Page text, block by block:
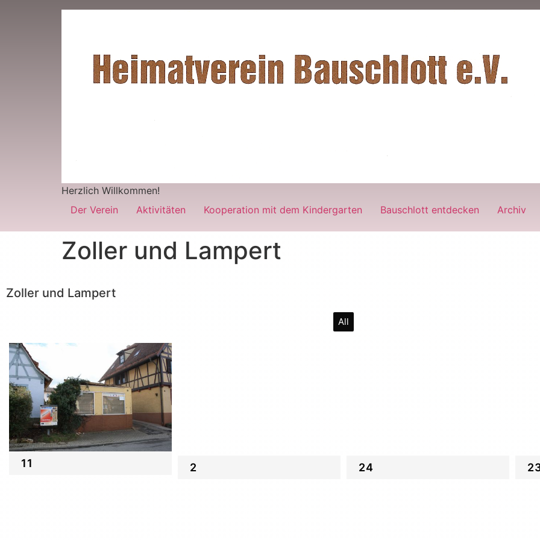
Herzlich Willkommen!
Der Verein
Aktivitäten Kooperation mit dem Kindergarten Bauschlott entdecken Archiv
Zoller und Lampert
Zoller und Lampert
All
11 2 24